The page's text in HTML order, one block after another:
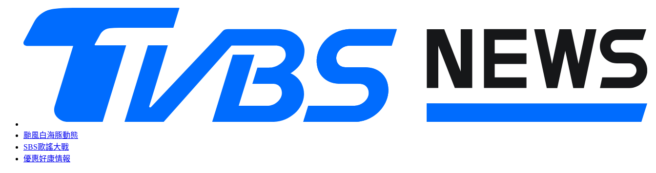
颱風白海豚動態
SBS歌謠大戰
優惠好康情報